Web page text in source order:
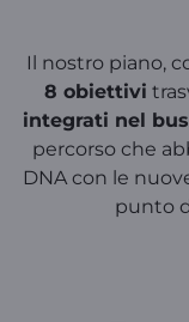
Il nostro piano,
8 obiettivi
integrati nel
percorso che
DNA con le
punto